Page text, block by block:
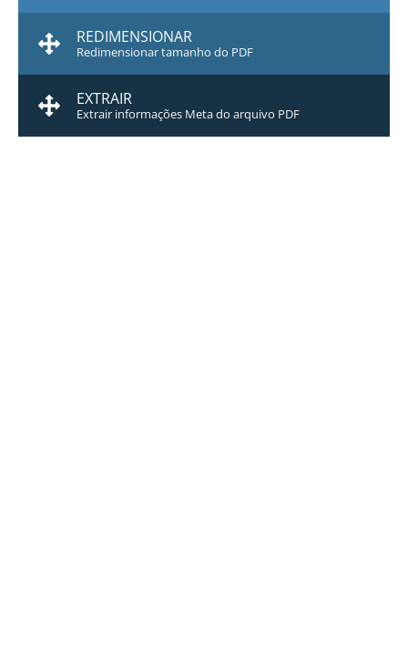
REDIMENSIONAR
Redimensionar tamanho do PDF
EXTRAIR
Extrair informações Meta do arquivo PDF